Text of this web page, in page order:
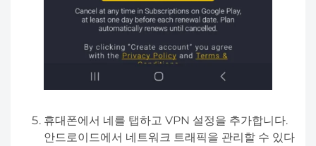
휴대폰에서 네를 탭하고 VPN 설정을 추가합니다.
안드로이드에서 네트워크 트래픽을 관리할 수 있다